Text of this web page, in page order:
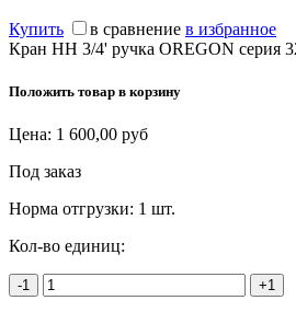
Купить в сравнение в избранное
Кран НН 3/4' ручка OREGON серия
Положить товар в корзину
Цена: 1 600,00 руб
Под заказ
Норма отгрузки: 1 шт.
Кол-во единиц:
-1 +1